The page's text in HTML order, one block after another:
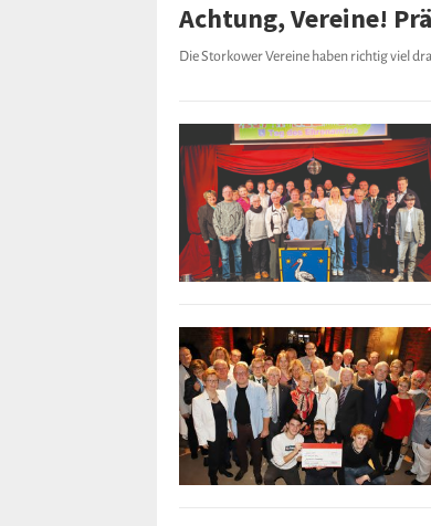
Achtung, Vereine!
Die Storkower Vereine haben richtig viel